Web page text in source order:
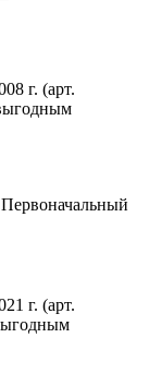
Первоначальный